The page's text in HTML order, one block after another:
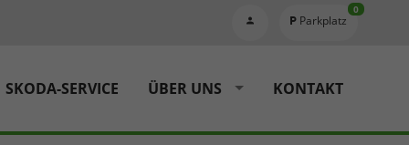
Parkplatz
0
SKODA-SERVICE ÜBER UNS KONTAKT